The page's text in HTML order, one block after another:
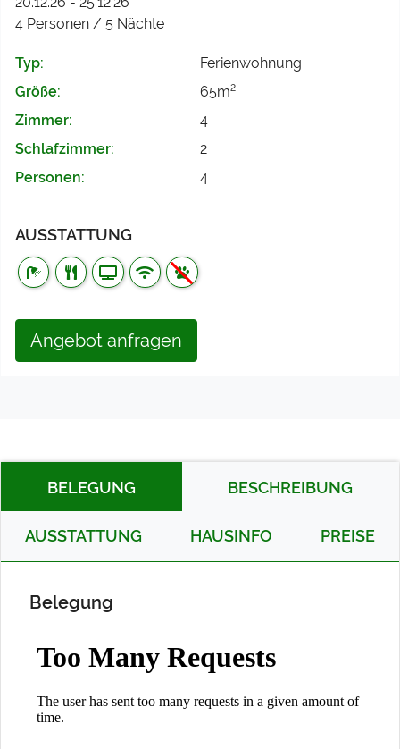
4 Personen / 5 Nächte
Typ:
Ferienwohnung
Größe:
65m2
Zimmer:
4
Schlafzimmer:
2
Personen:
4
AUSSTATTUNG
Angebot anfragen
BELEGUNG BESCHREIBUNG
AUSSTATTUNG HAUSINFO PREISE
Belegung